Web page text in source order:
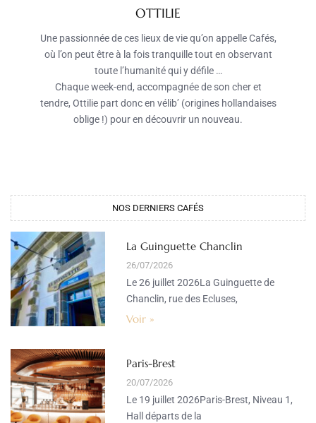
OTTILIE
Une passionnée de ces lieux de vie qu’on appelle Cafés,
où l’on peut être à la fois tranquille tout en observant
toute l’humanité qui y défile …
Chaque week-end, accompagnée de son cher et
tendre, Ottilie part donc en vélib’ (origines hollandaises
oblige !) pour en découvrir un nouveau.
NOS DERNIERS CAFÉS​
La Guinguette Chanclin
26/07/2026
Le 26 juillet 2026La Guinguette de
Chanclin, rue des Ecluses,
Voir »
Paris-Brest
20/07/2026
Le 19 juillet 2026Paris-Brest, Niveau 1,
Hall départs de la